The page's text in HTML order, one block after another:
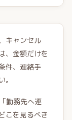
キャンセル
、金額だけを
件、連絡手
勤務先へ連
こを見るべき